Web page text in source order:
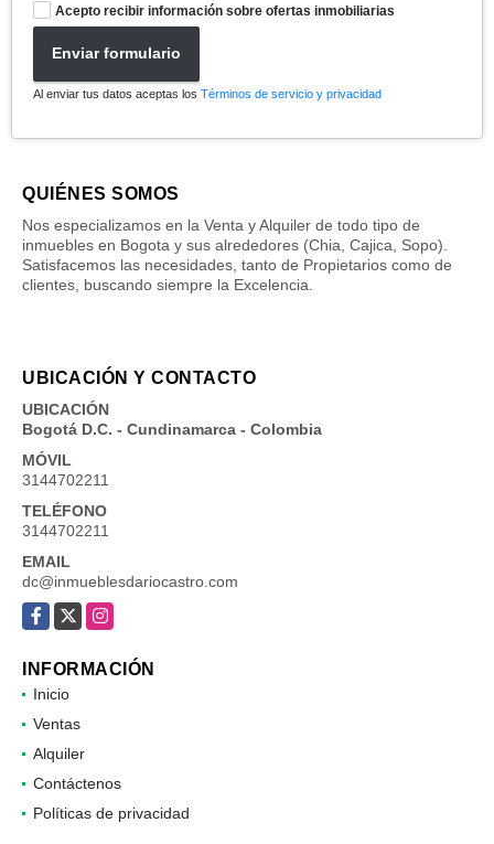
Acepto recibir información sobre ofertas inmobiliarias
Enviar formulario
Al enviar tus datos aceptas los Términos de servicio y privacidad
QUIÉNES SOMOS
Nos especializamos en la Venta y Alquiler de todo tipo de
inmuebles en Bogota y sus alrededores (Chia, Cajica, Sopo).
Satisfacemos las necesidades, tanto de Propietarios como de
clientes, buscando siempre la Excelencia.
UBICACIÓN Y CONTACTO
UBICACIÓN
Bogotá D.C. - Cundinamarca - Colombia
MÓVIL
3144702211
TELÉFONO
3144702211
EMAIL
dc@inmueblesdariocastro.com
Facebook
X Instagram
INFORMACIÓN
Inicio
Ventas
Alquiler
Contáctenos
Políticas de privacidad